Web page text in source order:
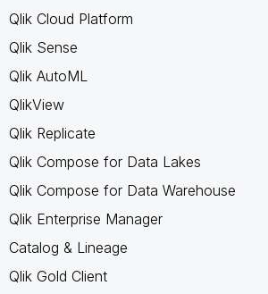
Qlik Cloud Platform
Qlik Sense
Qlik AutoML
QlikView
Qlik Replicate
Qlik Compose for Data Lakes
Qlik Compose for Data Warehouse
Qlik Enterprise Manager
Catalog & Lineage
Qlik Gold Client